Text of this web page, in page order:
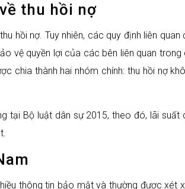
thu hồi nợ
hồi nợ. Tuy nhiên, các quy định liên
vệ quyền lợi của các bên liên quan
chia thành hai nhóm chính: thu hồi nợ
tại Bộ luật dân sự 2015, theo đó, lãi
thông tin bảo mật và thường được